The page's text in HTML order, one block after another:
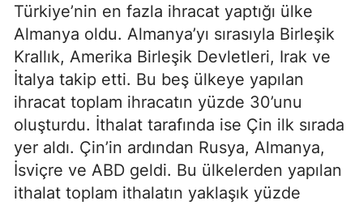
Türkiye’nin en fazla ihracat yaptığı ülke
Almanya oldu. Almanya’yı sırasıyla Birleşik
Krallık, Amerika Birleşik Devletleri, Irak ve
İtalya takip etti. Bu beş ülkeye yapılan
ihracat toplam ihracatın yüzde 30’unu
oluşturdu. İthalat tarafında ise Çin ilk sırada
yer aldı. Çin’in ardından Rusya, Almanya,
İsviçre ve ABD geldi. Bu ülkelerden yapılan
ithalat toplam ithalatın yaklaşık yüzde